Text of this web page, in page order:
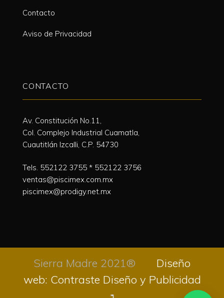
Contacto
Aviso de Privacidad
CONTACTO
Av. Constitución No.11,
Col. Complejo Industrial Cuamatla,
Cuautitlán Izcalli, C.P. 54730
Tels. 552122 3755 * 552122 3756
ventas@piscimex.com.mx
piscimex@prodigy.net.mx
Sierra Madre 2021®
Diseño
web: Contraste Diseño y Publicidad